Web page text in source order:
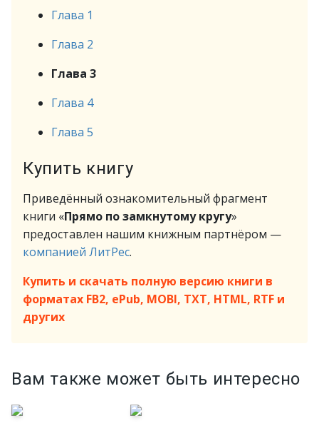
Глава 1
Глава 2
Глава 3
Глава 4
Глава 5
Купить книгу
Приведённый ознакомительный фрагмент
книги «Прямо по замкнутому кругу»
предоставлен нашим книжным партнёром —
компанией ЛитРес.
Купить и скачать полную версию книги в
форматах FB2, ePub, MOBI, TXT, HTML, RTF и
других
Вам также может быть интересно